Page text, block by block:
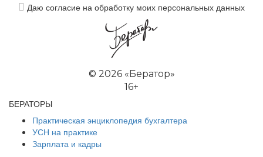
Даю согласие на обработку моих персональных данных
© 2026 «Бератор»
16+
БЕРАТОРЫ
Практическая энциклопедия бухгалтера
УСН на практике
Зарплата и кадры